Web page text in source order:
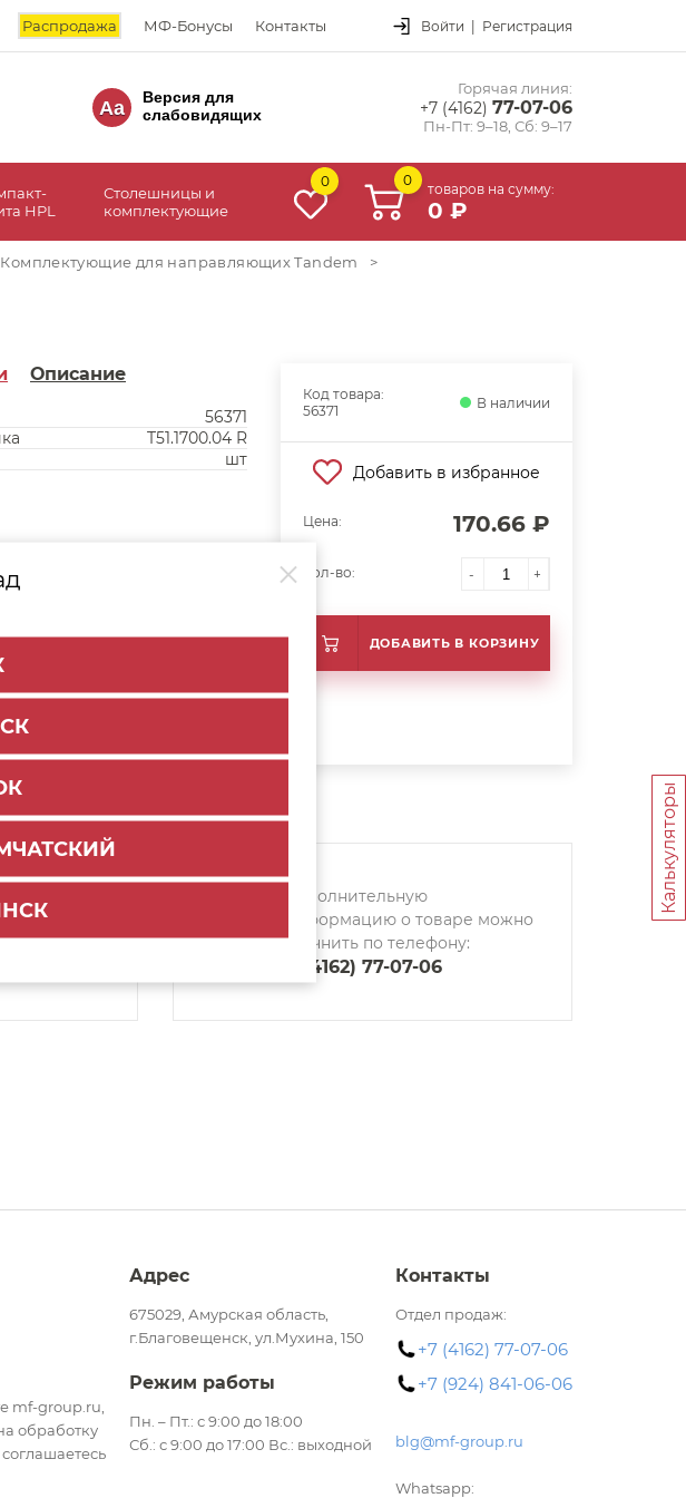
Распродажа МФ-Бонусы Контакты Войти | Регистрация
Aa
Версия для
слабовидящих
Горячая линия:
+7 (4162) 77-07-06
Пн-Пт: 9–18, Сб: 9–17
HPL
Столешницы и
комплектующие
0 0
товаров на сумму:
0 ₽
Комплектующие для направляющих Tandem
>
Описание
56371
T51.1700.04 R
шт
Код товара:
56371
В наличии
Добавить в избранное
Цена: 170.66 ₽
Кол-во: - +
ДОБАВИТЬ В КОРЗИНУ
Дополнительную
информацию о товаре можно
уточнить по телефону:
8 (4162) 77-07-06
Калькуляторы
mf-group.ru,
обработку
Адрес
675029, Амурская область,
г.Благовещенск, ул.Мухина, 150
Режим работы
Пн. – Пт.: с 9:00 до 18:00
Сб.: с 9:00 до 17:00 Вс.: выходной
Контакты
Отдел продаж:
+7 (4162) 77-07-06
+7 (924) 841-06-06
blg@mf-group.ru
Whatsapp: